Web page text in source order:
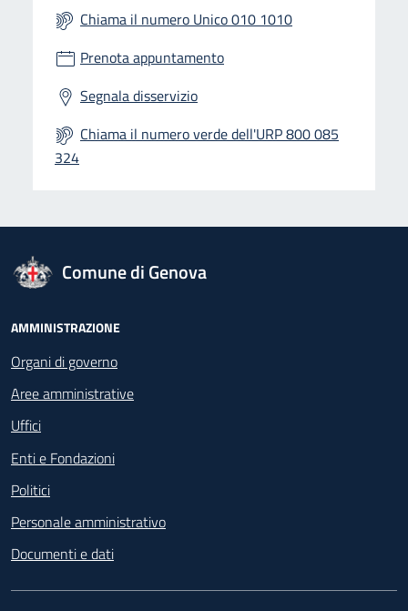
Chiama il numero Unico 010 1010
Prenota appuntamento
Segnala disservizio
Chiama il numero verde dell'URP 800 085
324
logo Unione Europea
Comune di Genova
Footer - Navigazione
AMMINISTRAZIONE
Organi di governo
Aree amministrative
Uffici
Enti e Fondazioni
Politici
Personale amministrativo
Documenti e dati